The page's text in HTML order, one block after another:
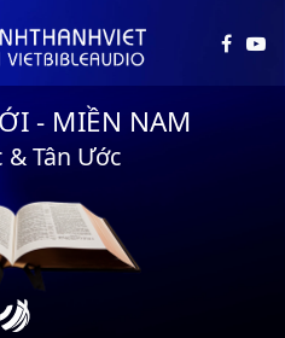
- MIỀN NAM
Tân Ước